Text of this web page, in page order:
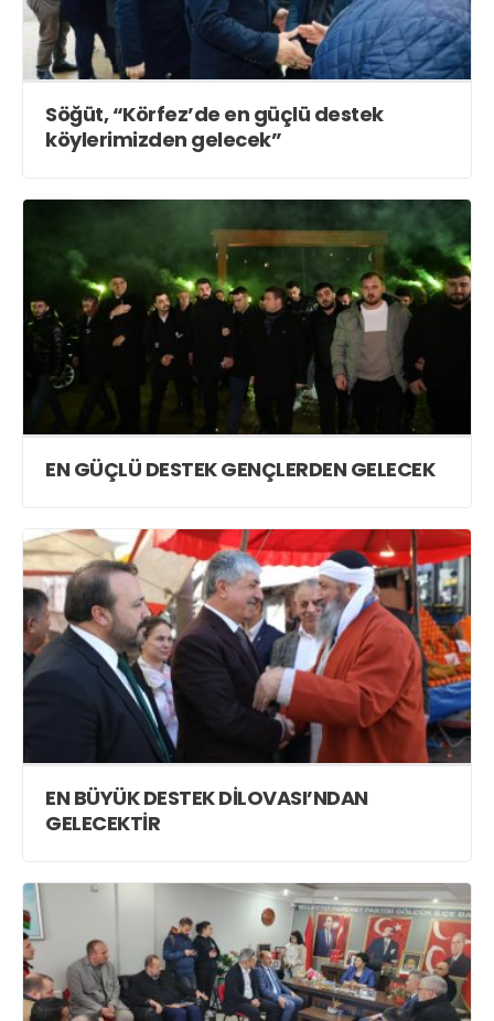
Söğüt, “Körfez’de en güçlü destek
köylerimizden gelecek”
EN GÜÇLÜ DESTEK GENÇLERDEN GELECEK
EN BÜYÜK DESTEK DİLOVASI’NDAN
GELECEKTİR